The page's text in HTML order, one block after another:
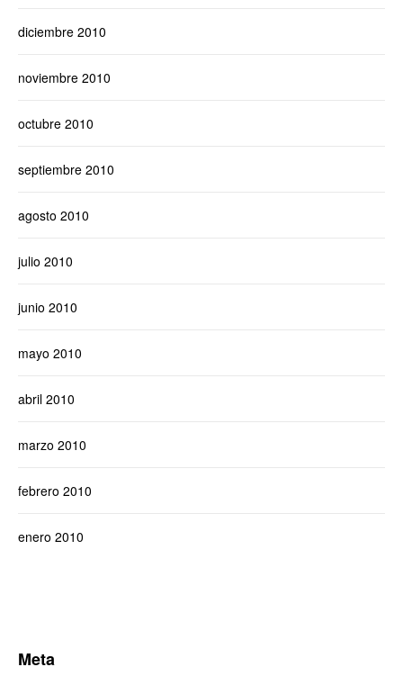
diciembre 2010
noviembre 2010
octubre 2010
septiembre 2010
agosto 2010
julio 2010
junio 2010
mayo 2010
abril 2010
marzo 2010
febrero 2010
enero 2010
Meta